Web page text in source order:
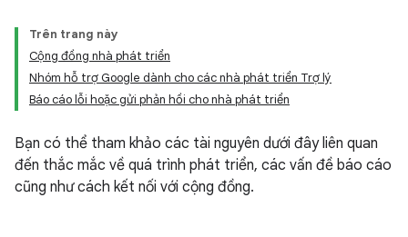
Trên trang này
Cộng đồng nhà phát triển
Nhóm hỗ trợ Google dành cho các nhà phát triển Trợ lý
Báo cáo lỗi hoặc gửi phản hồi cho nhà phát triển
Bạn có thể tham khảo các tài nguyên dưới đây liên quan
đến thắc mắc về quá trình phát triển, các vấn đề báo cáo
cũng như cách kết nối với cộng đồng.